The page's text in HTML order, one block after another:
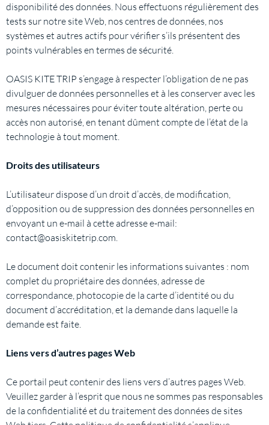
disponibilité des données. Nous effectuons régulièrement des
tests sur notre site Web, nos centres de données, nos
systèmes et autres actifs pour vérifier s’ils présentent des
points vulnérables en termes de sécurité.
OASIS KITE TRIP s’engage à respecter l’obligation de ne pas
divulguer de données personnelles et à les conserver avec les
mesures nécessaires pour éviter toute altération, perte ou
accès non autorisé, en tenant dûment compte de l’état de la
technologie à tout moment.
Droits des utilisateurs
L’utilisateur dispose d’un droit d’accès, de modification,
d’opposition ou de suppression des données personnelles en
envoyant un e-mail à cette adresse e-mail:
contact@oasiskitetrip.com.
Le document doit contenir les informations suivantes : nom
complet du propriétaire des données, adresse de
correspondance, photocopie de la carte d’identité ou du
document d’accréditation, et la demande dans laquelle la
demande est faite.
Liens vers d’autres pages Web
Ce portail peut contenir des liens vers d’autres pages Web.
Veuillez garder à l’esprit que nous ne sommes pas responsables
de la confidentialité et du traitement des données de sites